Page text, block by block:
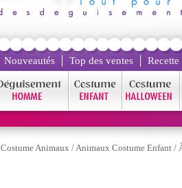
Nouveautés Top des ventes
Costume Animaux /Animaux Costume Enfant /